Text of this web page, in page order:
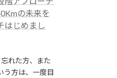
の未来を
はじめまし
れた方、また
う方は、一度目